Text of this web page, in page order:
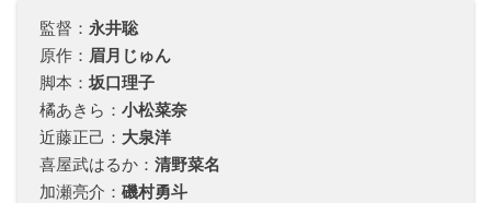
監督：永井聡
原作： 眉月じゅん
脚本：坂口理子
橘あきら：小松菜奈
近藤正己： 大泉洋
喜屋武はるか：清野菜名
加瀬亮介：磯村勇斗